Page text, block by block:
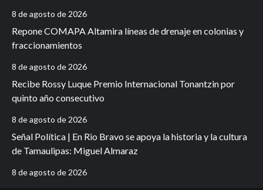
8 de agosto de 2026
Repone COMAPA Altamira líneas de drenaje en colonias y
fraccionamientos
8 de agosto de 2026
Recibe Rossy Luque Premio Internacional Tonantzin por
quinto año consecutivo
8 de agosto de 2026
Señal Política | En Rio Bravo se apoya la historia y la cultura
de Tamaulipas: Miguel Almaraz
8 de agosto de 2026